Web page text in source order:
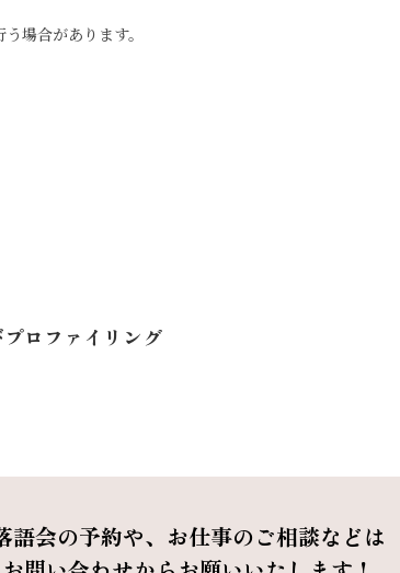
場合があります。
ロファイリング
語会の予約や、お仕事のご相談などは